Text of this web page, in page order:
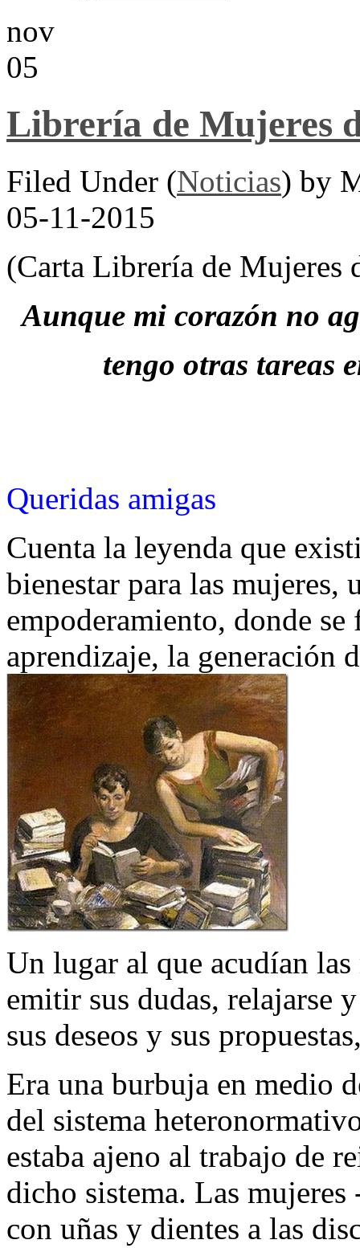
nov
05
Librería de Mujeres
Filed Under (Noticias) by
05-11-2015
(Carta Librería de Mujeres
Aunque mi corazón no
tengo otras tareas
Queridas amigas
Cuenta la leyenda que
bienestar para las
empoderamiento, donde
aprendizaje, la generación
Un lugar al que acudían las
emitir sus dudas, relajarse
sus deseos y sus
Era una burbuja en medio
del sistema
estaba ajeno al trabajo de
dicho sistema. Las mujeres
con uñas y dientes a las